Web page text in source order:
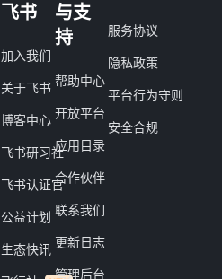
飞书
加入我们
关于飞书
博客中心
飞书研习社
飞书认证官
公益计划
生态快讯
与支
持
帮助中心
开放平台
应用目录
合作伙伴
联系我们
更新日志
管理后台
服务协议
隐私政策
平台行为守则
安全合规